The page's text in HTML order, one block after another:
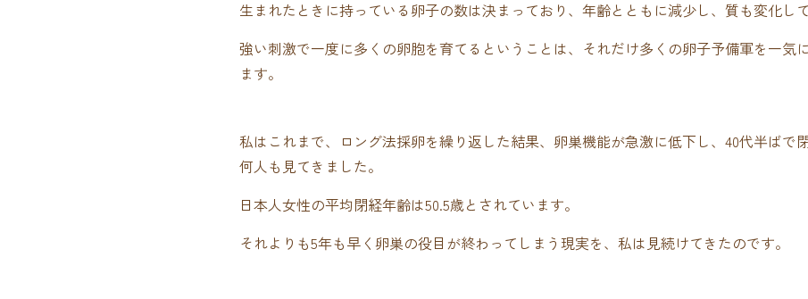
生まれたときに持っている卵子の数は決まっており、年齢とともに減少し、質も変化して
強い刺激で一度に多くの卵胞を育てるということは、それだけ多くの卵子予備軍を一気
ます。
私はこれまで、ロング法採卵を繰り返した結果、卵巣機能が急激に低下し、40代半ばで
何人も見てきました。
日本人女性の平均閉経年齢は50.5歳とされています。
それよりも5年も早く卵巣の役目が終わってしまう現実を、私は見続けてきたのです。